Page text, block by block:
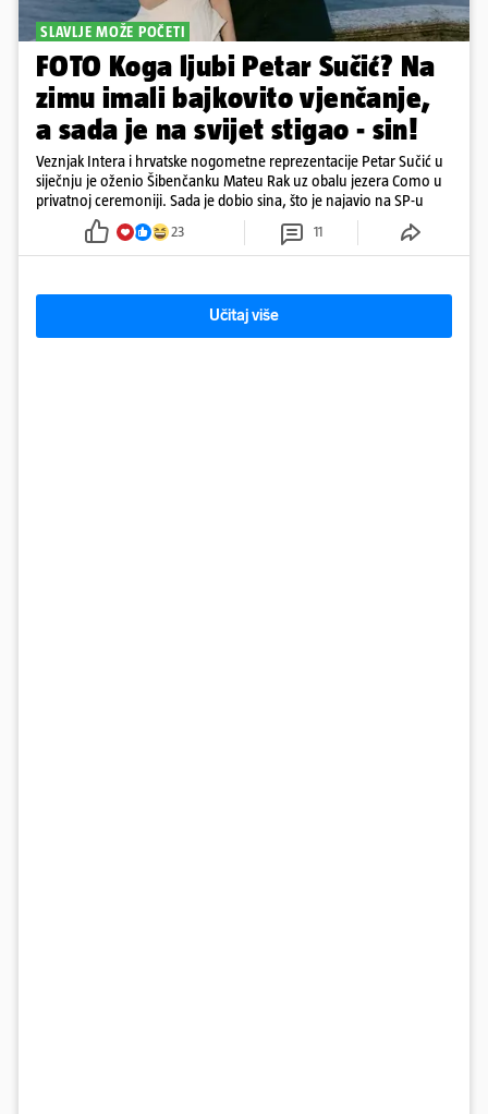
SLAVLJE MOŽE POČETI
FOTO Koga ljubi Petar Sučić? Na
zimu imali bajkovito vjenčanje,
a sada je na svijet stigao - sin!
Veznjak Intera i hrvatske nogometne reprezentacije Petar Sučić u
siječnju je oženio Šibenčanku Mateu Rak uz obalu jezera Como u
privatnoj ceremoniji. Sada je dobio sina, što je najavio na SP-u
23 11
Učitaj više